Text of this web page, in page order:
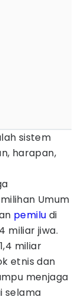
sistem
harapan,
Umum
pemilu di
miliar jiwa.
miliar
etnis dan
menjaga
selama